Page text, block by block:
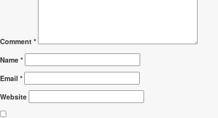
Comment *
Name *
Email *
Website